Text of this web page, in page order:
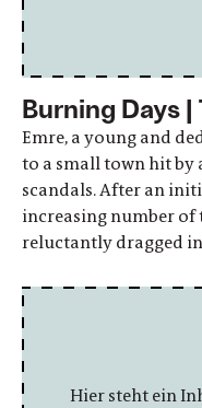
Burning Days
Emre, a young and
to a small town hit by
scandals. After an
increasing number of
reluctantly dragged
Hier steht ein